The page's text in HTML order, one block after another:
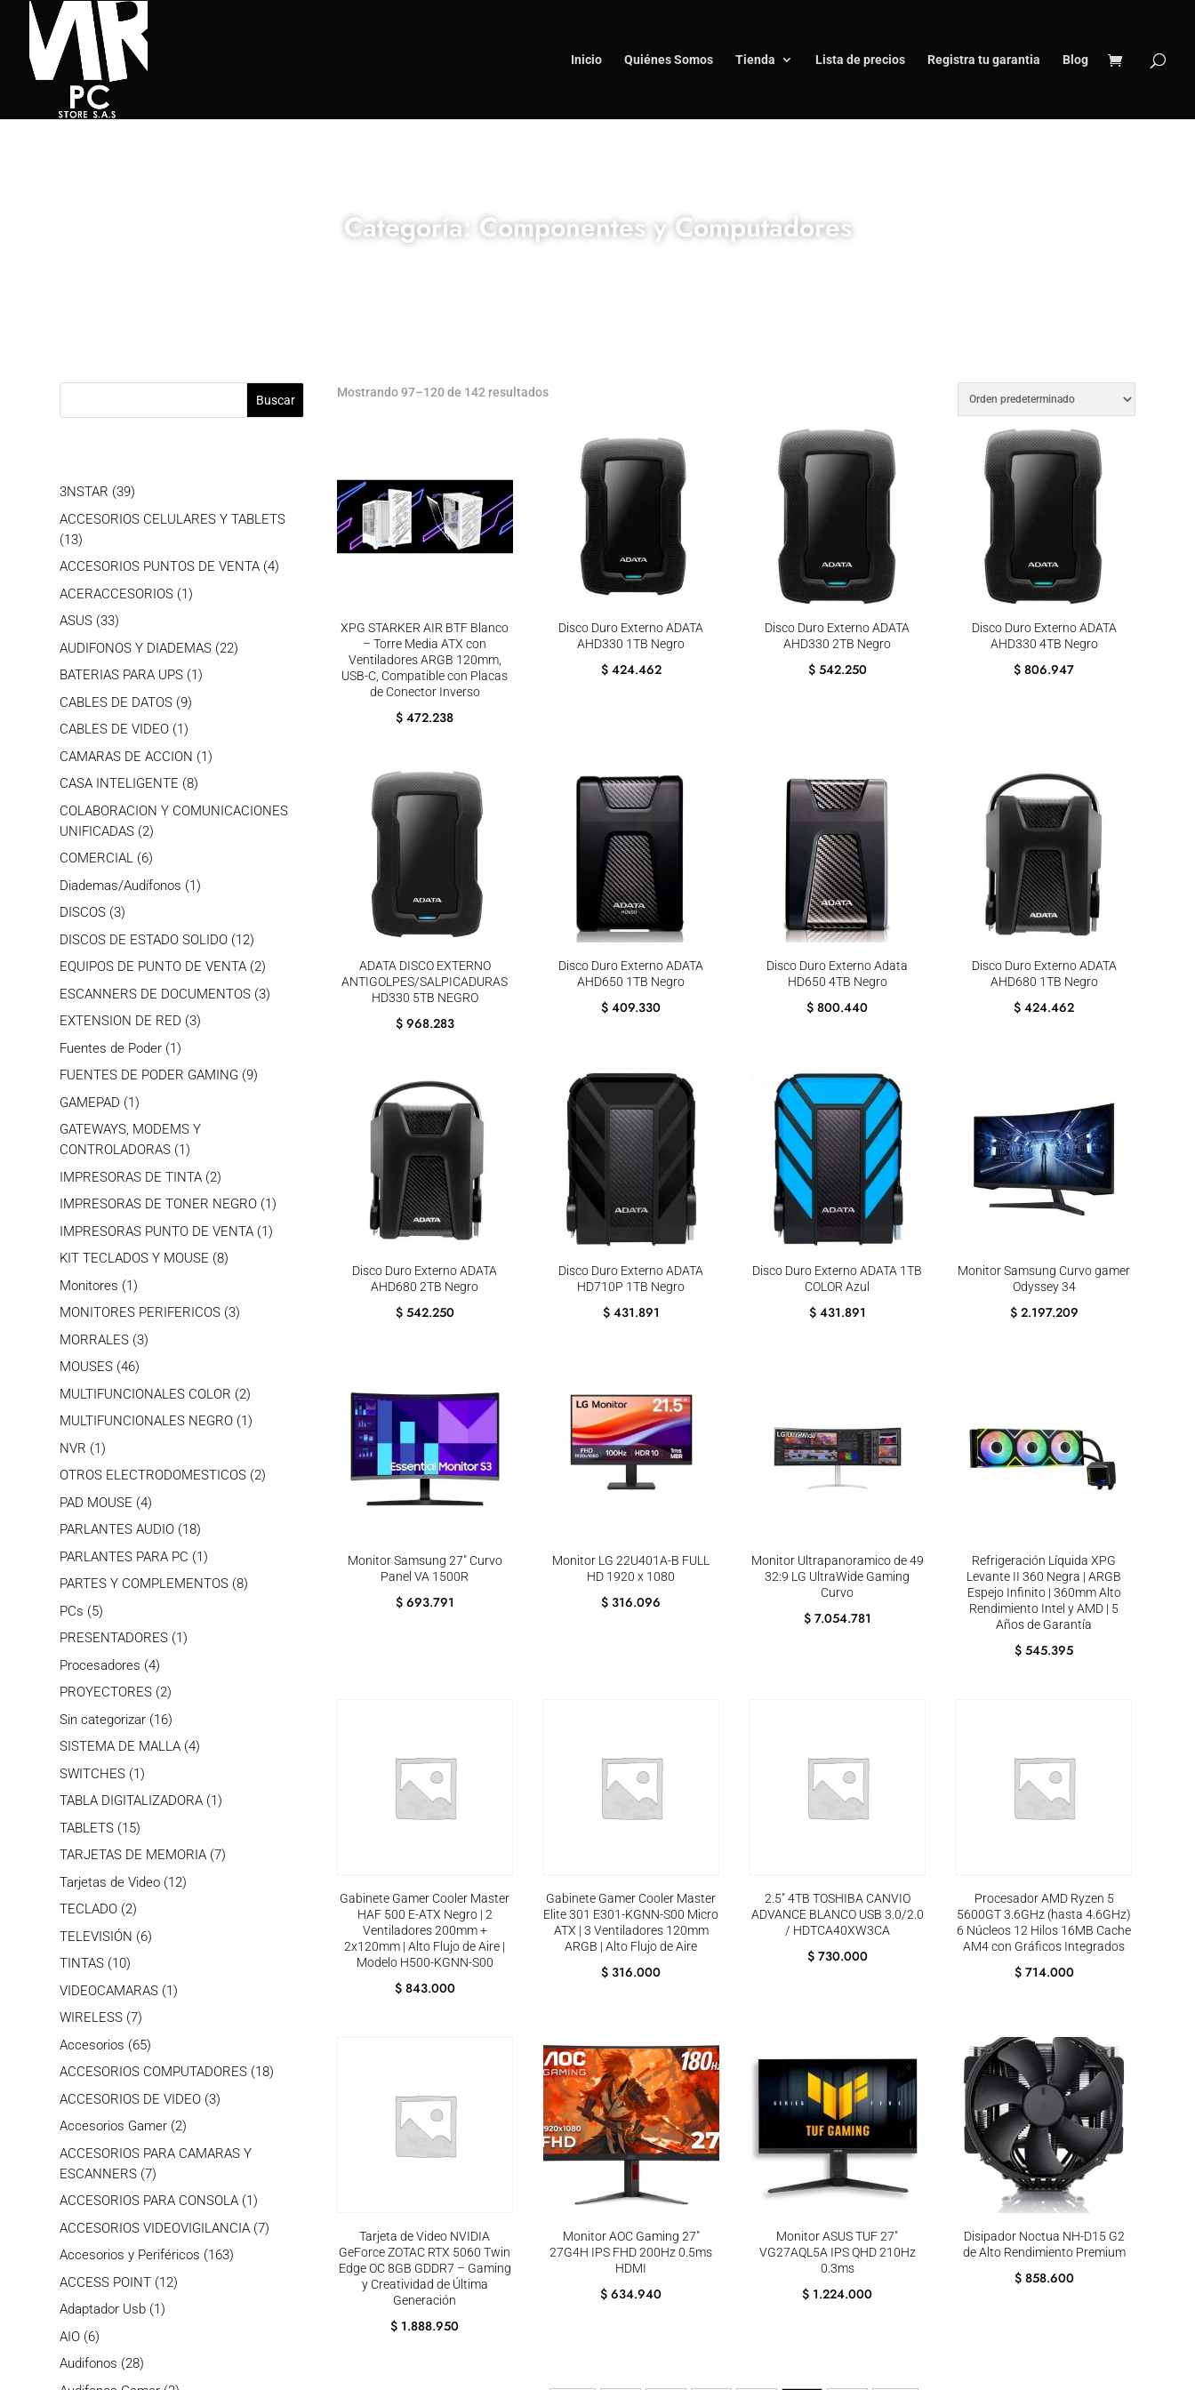
Inicio Quiénes Somos Tienda Lista de precios Registra tu garantia Blog
Categoría: Componentes y Computadores
Buscar
3NSTAR 3939
productos
ACCESORIOS CELULARES Y TABLETS
1313
productos
ACCESORIOS PUNTOS DE VENTA 44
ACERACCESORIOS 11
ASUS 3333
productos
AUDIFONOS Y DIADEMAS 2222
BATERIAS PARA UPS 11
CABLES DE DATOS 99
CABLES DE VIDEO 11
producto
CAMARAS DE ACCION 11
CASA INTELIGENTE 88
productos
COLABORACION Y COMUNICACIONES
UNIFICADAS 22
productos
COMERCIAL 66
productos
Diademas/Audífonos 11
DISCOS 33
productos
DISCOS DE ESTADO SOLIDO 1212
productos
EQUIPOS DE PUNTO DE VENTA 22
productos
ESCANNERS DE DOCUMENTOS 33
EXTENSION DE RED 33
Fuentes de Poder 11
producto
FUENTES DE PODER GAMING 99
GAMEPAD 11
producto
GATEWAYS, MODEMS Y
CONTROLADORAS 11
producto
IMPRESORAS DE TINTA 22
productos
IMPRESORAS DE TONER NEGRO 11
IMPRESORAS PUNTO DE VENTA 11
KIT TECLADOS Y MOUSE 88
Monitores 11
producto
MONITORES PERIFERICOS 33
MORRALES 33
MOUSES 4646
productos
MULTIFUNCIONALES COLOR 22
productos
MULTIFUNCIONALES NEGRO 11
NVR 11
producto
OTROS ELECTRODOMESTICOS 22
PAD MOUSE 44
productos
PARLANTES AUDIO 1818
productos
PARLANTES PARA PC 11
producto
PARTES Y COMPLEMENTOS 88
PCs 55
productos
PRESENTADORES 11
Procesadores 44
productos
PROYECTORES 22
productos
Sin categorizar 1616
productos
SISTEMA DE MALLA 44
SWITCHES 11
producto
TABLA DIGITALIZADORA 11
TABLETS 1515
productos
TARJETAS DE MEMORIA 77
Tarjetas de Video 1212
TECLADO 22
productos
TELEVISIÓN 66
TINTAS 1010
productos
VIDEOCAMARAS 11
WIRELESS 77
productos
Accesorios 6565
productos
ACCESORIOS COMPUTADORES 1818
ACCESORIOS DE VIDEO 33
Accesorios Gamer 22
productos
ACCESORIOS PARA CAMARAS Y
ESCANNERS 77
productos
ACCESORIOS PARA CONSOLA 11
producto
ACCESORIOS VIDEOVIGILANCIA 77
Accesorios y Periféricos 163163
ACCESS POINT 1212
Adaptador Usb 11
AIO 66
productos
Audifonos 2828
productos
Mostrando 97–120 de 142 resultados
XPG STARKER AIR BTF Blanco
– Torre Media ATX con
Ventiladores ARGB 120mm,
USB-C, Compatible con Placas
de Conector Inverso
$ 472.238
Disco Duro Externo ADATA
AHD330 1TB Negro
$424.462
Disco Duro Externo ADATA
AHD330 2TB Negro
$542.250
Disco Duro Externo ADATA
AHD330 4TB Negro
$ 806.947
ADATA DISCO EXTERNO
ANTIGOLPES/SALPICADURAS
HD330 5TB NEGRO
$968.283
Disco Duro Externo ADATA
AHD650 1TB Negro
$ 409.330
Disco Duro Externo Adata
HD650 4TB Negro
$ 800.440
Disco Duro Externo ADATA
AHD680 1TB Negro
$ 424.462
Disco Duro Externo ADATA
AHD680 2TB Negro
$542.250
Disco Duro Externo ADATA
HD710P 1TB Negro
$431.891
Disco Duro Externo ADATA 1TB
COLOR Azul
$431.891
Monitor Samsung Curvo gamer
Odyssey 34
$2.197.209
Monitor Samsung 27″ Curvo
Panel VA 1500R
$693.791
Monitor LG 22U401A-B FULL
HD 1920 x 1080
$ 316.096
Monitor Ultrapanoramico de 49
32:9 LG UltraWide Gaming
Curvo
$7.054.781
Refrigeración Líquida XPG
Levante II 360 Negra | ARGB
Espejo Infinito | 360mm Alto
Rendimiento Intel y AMD | 5
Años de Garantía
$ 545.395
Gabinete Gamer Cooler Master
HAF 500 E-ATX Negro | 2
Ventiladores 200mm +
2x120mm | Alto Flujo de Aire |
Modelo H500-KGNN-S00
$843.000
Gabinete Gamer Cooler Master
Elite 301 E301-KGNN-S00 Micro
ATX | 3 Ventiladores 120mm
ARGB | Alto Flujo de Aire
$ 316.000
2.5″ 4TB TOSHIBA CANVIO
ADVANCE BLANCO USB 3.0/2.0
/ HDTCA40XW3CA
$730.000
Procesador AMD Ryzen 5
5600GT 3.6GHz (hasta 4.6GHz)
6 Núcleos 12 Hilos 16MB Cache
AM4 con Gráficos Integrados
$714.000
Tarjeta de Video NVIDIA
GeForce ZOTAC RTX 5060 Twin
Edge OC 8GB GDDR7 – Gaming
y Creatividad de Última
Generación
$ 1.888.950
Monitor AOC Gaming 27″
27G4H IPS FHD 200Hz 0.5ms
HDMI
$ 634.940
Monitor ASUS TUF 27″
VG27AQL5A IPS QHD 210Hz
0.3ms
$ 1.224.000
Disipador Noctua NH-D15 G2
de Alto Rendimiento Premium
$858.600